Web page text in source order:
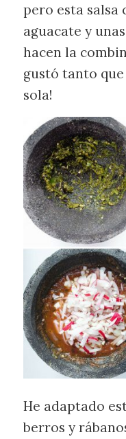
pero esta salsa
aguacate y
hacen la
gustó tanto
sola!
He adaptado
berros y